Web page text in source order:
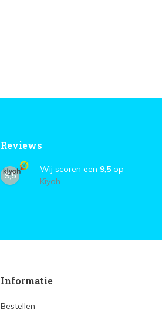
Reviews
9,5
Wij scoren een 9,5 op
Kiyoh
Informatie
Bestellen